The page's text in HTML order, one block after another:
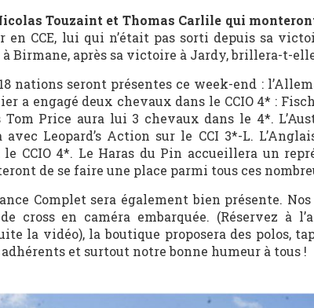
Touzaint et Thomas Carlile qui
en CCE, lui qui n’était pas sorti depuis sa
Birmane, après sa victoire à Jardy, brillera-t-
nations seront présentes ce week-end :
a engagé deux chevaux dans le CCIO 4* :
Tom Price aura lui 3 chevaux dans le 4*.
Leopard’s Action sur le CCI 3*-L.
CCIO 4*. Le Haras du Pin accueillera un
de se faire une place parmi tous ces
Complet sera également bien présente.
cross en caméra embarquée. (Réservez à
la vidéo), la boutique proposera des polos,
adhérents et surtout notre bonne humeur à tous !